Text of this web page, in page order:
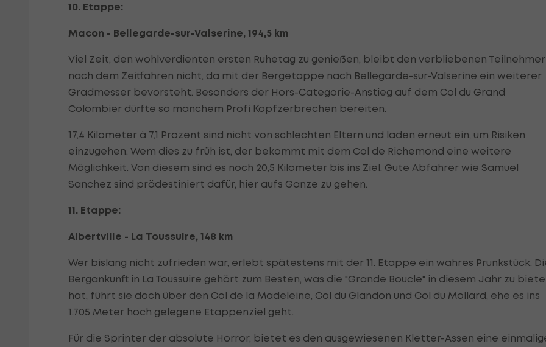
10. Etappe:
Macon - Bellegarde-sur-Valserine, 194,5 km
Viel Zeit, den wohlverdienten ersten Ruhetag zu genießen, bleibt den verbliebenen
nach dem Zeitfahren nicht, da mit der Bergetappe nach Bellegarde-sur-Valserine ein weiterer
Gradmesser bevorsteht. Besonders der Hors-Categorie-Anstieg auf dem Col du Grand
Colombier dürfte so manchem Profi Kopfzerbrechen bereiten.
17,4 Kilometer à 7,1 Prozent sind nicht von schlechten Eltern und laden erneut ein, um Risiken
einzugehen. Wem dies zu früh ist, der bekommt mit dem Col de Richemond eine weitere
Möglichkeit. Von diesem sind es noch 20,5 Kilometer bis ins Ziel. Gute Abfahrer wie Samuel
Sanchez sind prädestiniert dafür, hier aufs Ganze zu gehen.
11. Etappe:
Albertville - La Toussuire, 148 km
Wer bislang nicht zufrieden war, erlebt spätestens mit der 11. Etappe ein wahres Prunkstück.
Bergankunft in La Toussuire gehört zum Besten, was die "Grande Boucle" in diesem Jahr zu
hat, führt sie doch über den Col de la Madeleine, Col du Glandon und Col du Mollard, ehe es ins
1.705 Meter hoch gelegene Etappenziel geht.
Für die Sprinter der absolute Horror, bietet es den ausgewiesenen Kletter-Assen eine